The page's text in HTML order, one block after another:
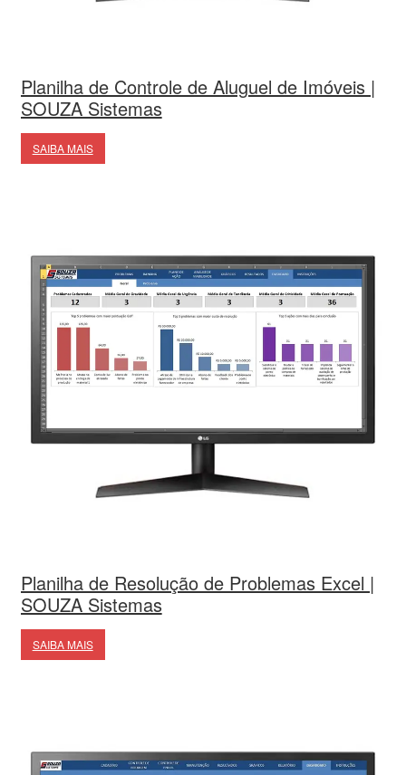
Planilha de Controle de Aluguel de Imóveis |
SOUZA Sistemas
SAIBA MAIS
Planilha de Resolução de Problemas Excel |
SOUZA Sistemas
SAIBA MAIS